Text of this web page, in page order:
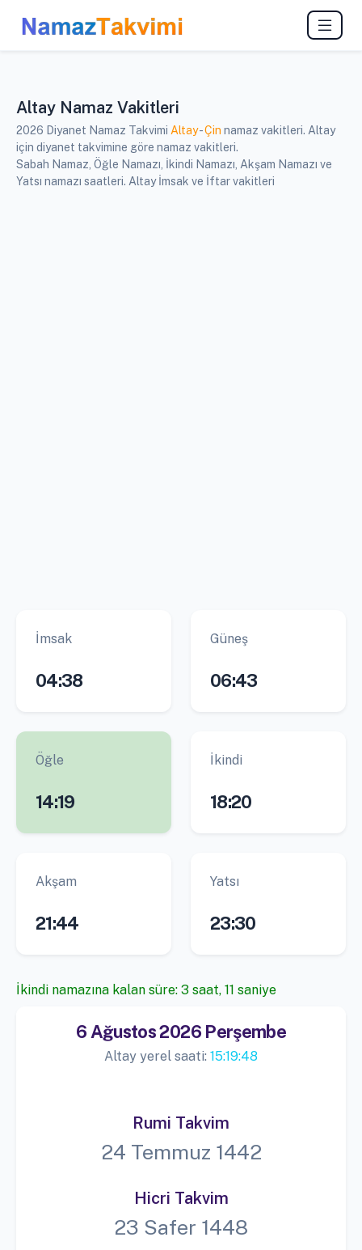
Altay Namaz Vakitleri
2026 Diyanet Namaz Takvimi Altay-Çin namaz vakitleri. Altay
için diyanet takvimine göre namaz vakitleri.
Sabah Namaz, Öğle Namazı, İkindi Namazı, Akşam Namazı ve
Yatsı namazı saatleri. Altay İmsak ve İftar vakitleri
İmsak
04:38
Güneş
06:43
Öğle
14:19
İkindi
18:20
Akşam
21:44
Yatsı
23:30
İkindi namazına kalan süre: 3 saat, 11 saniye
6 Ağustos 2026 Perşembe
Altay yerel saati: 15:19:48
Rumi Takvim
24 Temmuz 1442
Hicri Takvim
23 Safer 1448